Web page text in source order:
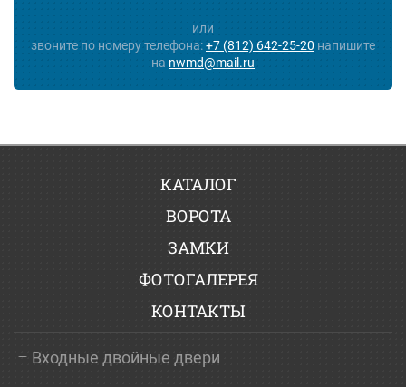
или
звоните по номеру телефона:+7 (812) 642-25-20 напишите
на nwmd@mail.ru
КАТАЛОГ
ВОРОТА
ЗАМКИ
ФОТОГАЛЕРЕЯ
КОНТАКТЫ
Входные двойные двери